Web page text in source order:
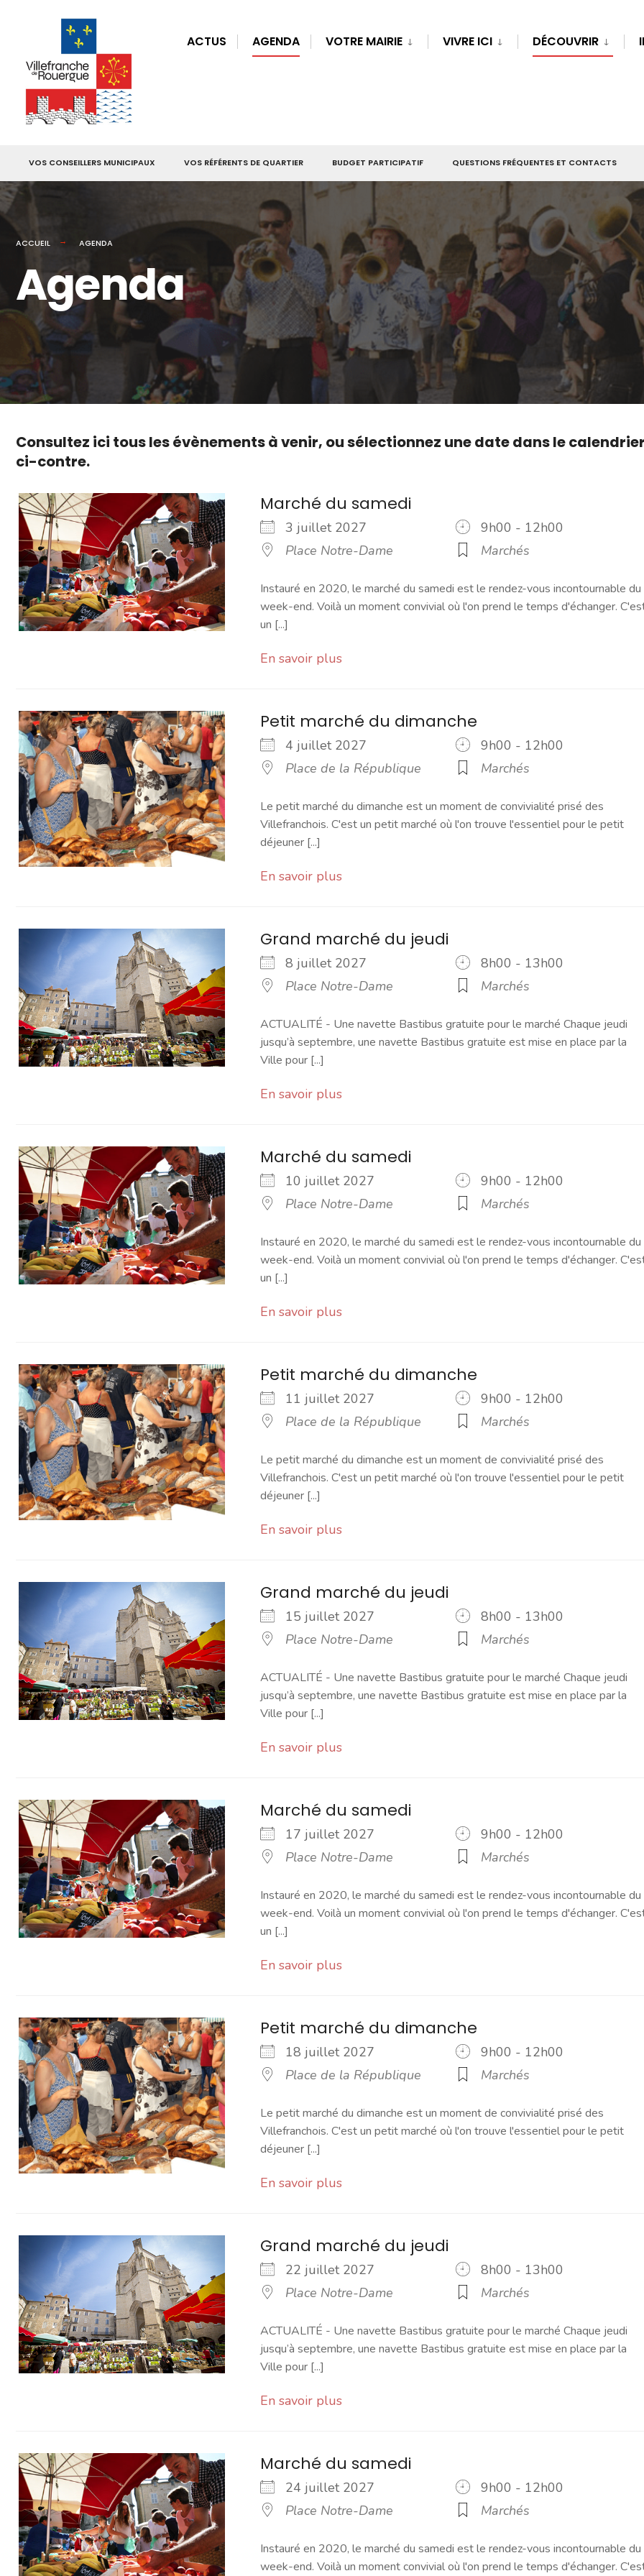
ACTUS AGENDA VOTRE MAIRIE VIVRE ICI DÉCOUVRIR
VOS CONSEILLERS MUNICIPAUX VOS RÉFÉRENTS DE QUARTIER BUDGET PARTICIPATIF QUESTIONS FRÉQUENTES ET CONTACTS
ACCUEIL AGENDA
Agenda
Consultez ici tous les évènements à venir, ou sélectionnez une date dans le
ci-contre.
Marché du samedi
3 juillet 2027
9h00 - 12h00
Place Notre-Dame
Marchés
Instauré en 2020, le marché du samedi est le rendez-vous incontournable du
week-end. Voilà un moment convivial où l'on prend le temps d'échanger.
un [...]
En savoir plus
Petit marché du dimanche
4 juillet 2027
9h00 - 12h00
Place de la République
Marchés
Le petit marché du dimanche est un moment de convivialité prisé des
Villefranchois. C'est un petit marché où l'on trouve l'essentiel pour le petit
déjeuner [...]
En savoir plus
Grand marché du jeudi
8 juillet 2027
8h00 - 13h00
Place Notre-Dame
Marchés
ACTUALITÉ - Une navette Bastibus gratuite pour le marché Chaque jeudi
jusqu’à septembre, une navette Bastibus gratuite est mise en place par la
Ville pour [...]
En savoir plus
Marché du samedi
10 juillet 2027
9h00 - 12h00
Place Notre-Dame
Marchés
Instauré en 2020, le marché du samedi est le rendez-vous incontournable du
week-end. Voilà un moment convivial où l'on prend le temps d'échanger.
un [...]
En savoir plus
Petit marché du dimanche
11 juillet 2027
9h00 - 12h00
Place de la République
Marchés
Le petit marché du dimanche est un moment de convivialité prisé des
Villefranchois. C'est un petit marché où l'on trouve l'essentiel pour le petit
déjeuner [...]
En savoir plus
Grand marché du jeudi
15 juillet 2027
8h00 - 13h00
Place Notre-Dame
Marchés
ACTUALITÉ - Une navette Bastibus gratuite pour le marché Chaque jeudi
jusqu’à septembre, une navette Bastibus gratuite est mise en place par la
Ville pour [...]
En savoir plus
Marché du samedi
17 juillet 2027
9h00 - 12h00
Place Notre-Dame
Marchés
Instauré en 2020, le marché du samedi est le rendez-vous incontournable du
week-end. Voilà un moment convivial où l'on prend le temps d'échanger.
un [...]
En savoir plus
Petit marché du dimanche
18 juillet 2027
9h00 - 12h00
Place de la République
Marchés
Le petit marché du dimanche est un moment de convivialité prisé des
Villefranchois. C'est un petit marché où l'on trouve l'essentiel pour le petit
déjeuner [...]
En savoir plus
Grand marché du jeudi
22 juillet 2027
8h00 - 13h00
Place Notre-Dame
Marchés
ACTUALITÉ - Une navette Bastibus gratuite pour le marché Chaque jeudi
jusqu’à septembre, une navette Bastibus gratuite est mise en place par la
Ville pour [...]
En savoir plus
Marché du samedi
24 juillet 2027
9h00 - 12h00
Place Notre-Dame
Marchés
Instauré en 2020, le marché du samedi est le rendez-vous incontournable du
week-end. Voilà un moment convivial où l'on prend le temps d'échanger.